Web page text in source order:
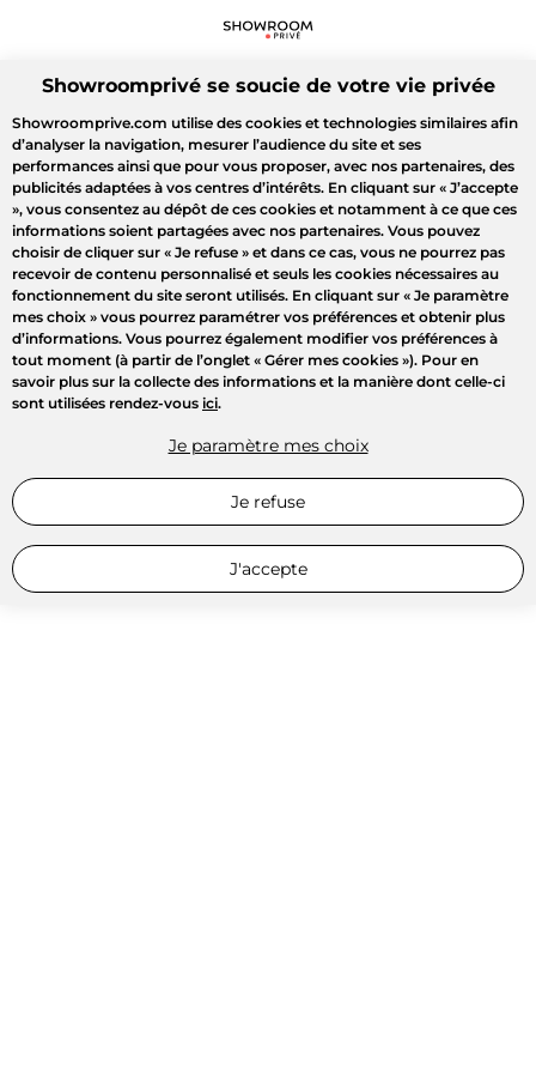
Showroomprivé se soucie de votre vie privée
Showroomprive.com utilise des cookies et technologies similaires afin
d’analyser la navigation, mesurer l’audience du site et ses
performances ainsi que pour vous proposer, avec nos partenaires, des
publicités adaptées à vos centres d’intérêts. En cliquant sur « J’accepte
», vous consentez au dépôt de ces cookies et notamment à ce que ces
informations soient partagées avec nos partenaires. Vous pouvez
choisir de cliquer sur « Je refuse » et dans ce cas, vous ne pourrez pas
recevoir de contenu personnalisé et seuls les cookies nécessaires au
fonctionnement du site seront utilisés. En cliquant sur « Je paramètre
mes choix » vous pourrez paramétrer vos préférences et obtenir plus
d’informations. Vous pourrez également modifier vos préférences à
tout moment (à partir de l’onglet « Gérer mes cookies »). Pour en
savoir plus sur la collecte des informations et la manière dont celle-ci
sont utilisées rendez-vous ici.
Je paramètre mes choix
Je refuse
J'accepte